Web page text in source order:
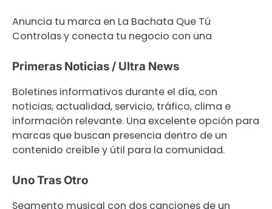
Anuncia tu marca en La Bachata Que Tú
Controlas y conecta tu negocio con una
Primeras Noticias / Ultra News
Boletines informativos durante el día, con
noticias, actualidad, servicio, tráfico, clima e
información relevante. Una excelente opción para
marcas que buscan presencia dentro de un
contenido creíble y útil para la comunidad.
Uno Tras Otro
Segmento musical con dos canciones de un